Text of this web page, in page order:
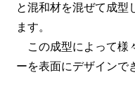
と混和材を混ぜて成型
ます。
この成型によって様
ーを表面にデザインで